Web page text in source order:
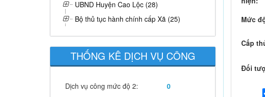
UBND Huyện Cao Lộc (28)
Bộ thủ tục hành chính cấp Xã (25)
THỐNG KÊ DỊCH VỤ CÔNG
Dịch vụ công mức độ 2:
0
Mức
Cấp
Đối